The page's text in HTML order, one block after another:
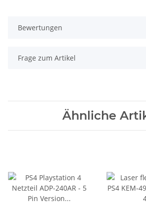
Bewertungen
Frage zum Artikel
Ähnliche